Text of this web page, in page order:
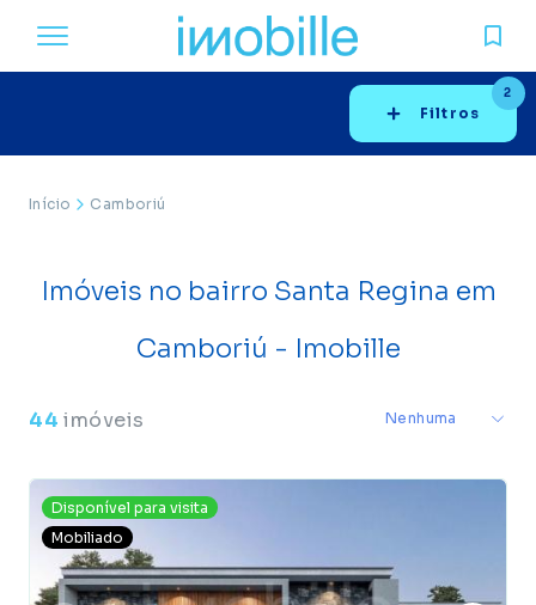
2
Filtros
Início Camboriú
Imóveis no bairro Santa Regina em
Camboriú - Imobille
44 imóveis
Disponível para visita
Mobiliado